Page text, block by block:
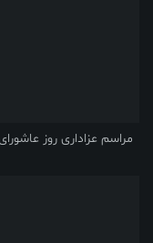
مراسم عزاداری روز